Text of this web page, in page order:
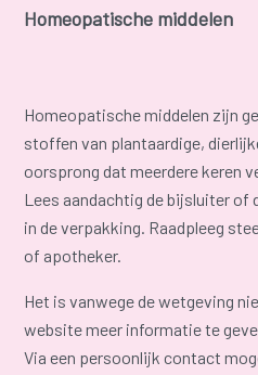
Homeopatische middelen
Homeopatische middelen zijn
stoffen van plantaardige,
oorsprong dat meerdere keren
Lees aandachtig de bijsluiter of
in de verpakking. Raadpleeg
of apotheker.
Het is vanwege de wetgeving
website meer informatie te
Via een persoonlijk contact